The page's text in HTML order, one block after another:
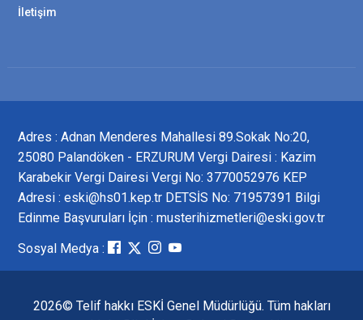
İletişim
Adres : Adnan Menderes Mahallesi 89.Sokak No:20,
25080 Palandöken - ERZURUM Vergi Dairesi : Kazim
Karabekir Vergi Dairesi Vergi No: 3770052976 KEP
Adresi : eski@hs01.kep.tr DETSİS No: 71957391 Bilgi
Edinme Başvuruları İçin : musterihizmetleri@eski.gov.tr
Sosyal Medya :
2026© Telif hakkı ESKİ Genel Müdürlüğü. Tüm hakları